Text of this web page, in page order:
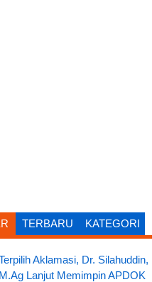
TERBARU KATEGORI
Aklamasi, Dr. Silahuddin,
M.Ag Lanjut Memimpin APDOK